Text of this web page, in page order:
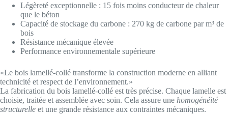
Légèreté exceptionnelle : 15 fois moins conducteur de chaleur
que le béton
Capacité de stockage du carbone : 270 kg de carbone par m³ de
bois
Résistance mécanique élevée
Performance environnementale supérieure
«Le bois lamellé-collé transforme la construction moderne en alliant
technicité et respect de l’environnement.»
La fabrication du bois lamellé-collé est très précise. Chaque lamelle est
choisie, traitée et assemblée avec soin. Cela assure une homogénéité
structurelle et une grande résistance aux contraintes mécaniques.